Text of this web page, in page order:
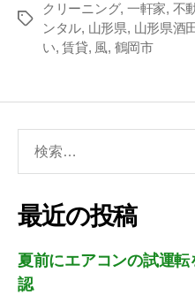
クリーニング, 一軒家, 不
ンタル, 山形県, 山形県酒
い,賃貸, 風, 鶴岡市
最近の投稿
夏前にエアコンの試運
認